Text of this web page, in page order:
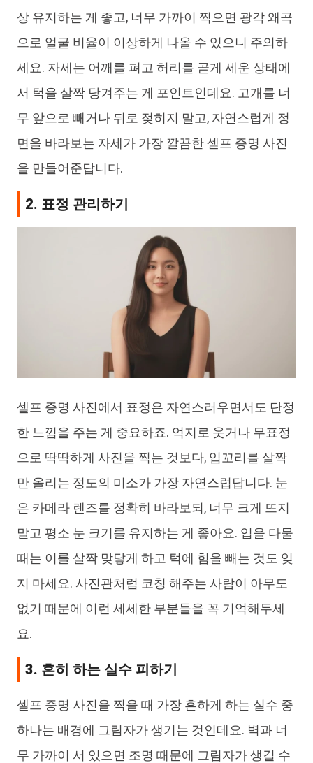
상 유지하는 게 좋고, 너무 가까이 찍으면 광각 왜곡
으로 얼굴 비율이 이상하게 나올 수 있으니 주의하
세요. 자세는 어깨를 펴고 허리를 곧게 세운 상태에
서 턱을 살짝 당겨주는 게 포인트인데요. 고개를 너
무 앞으로 빼거나 뒤로 젖히지 말고, 자연스럽게 정
면을 바라보는 자세가 가장 깔끔한 셀프 증명 사진
을 만들어준답니다.
2. 표정 관리하기
셀프 증명 사진에서 표정은 자연스러우면서도 단정
한 느낌을 주는 게 중요하죠. 억지로 웃거나 무표정
으로 딱딱하게 사진을 찍는 것보다, 입꼬리를 살짝
만 올리는 정도의 미소가 가장 자연스럽답니다. 눈
은 카메라 렌즈를 정확히 바라보되, 너무 크게 뜨지
말고 평소 눈 크기를 유지하는 게 좋아요. 입을 다물
때는 이를 살짝 맞닿게 하고 턱에 힘을 빼는 것도 잊
지 마세요. 사진관처럼 코칭 해주는 사람이 아무도
없기 때문에 이런 세세한 부분들을 꼭 기억해두세
요.
3. 흔히 하는 실수 피하기
셀프 증명 사진을 찍을 때 가장 흔하게 하는 실수 중
하나는 배경에 그림자가 생기는 것인데요. 벽과 너
무 가까이 서 있으면 조명 때문에 그림자가 생길 수